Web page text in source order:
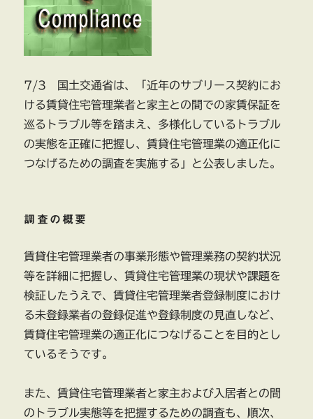
正
は
ー
ム
マ
シ
ョ
7/3 国土交通省は、「近年のサブリース契約にお
ける賃貸住宅管理業者と家主との間での家賃保証を
巡るトラブル等を踏まえ、多様化しているトラブル
の実態を正確に把握し、賃貸住宅管理業の適正化に
つなげるための調査を実施する」と公表しました。
調査の概要
賃貸住宅管理業者の事業形態や管理業務の契約状況
等を詳細に把握し、賃貸住宅管理業の現状や課題を
検証したうえで、賃貸住宅管理業者登録制度におけ
る未登録業者の登録促進や登録制度の見直しなど、
賃貸住宅管理業の適正化につなげることを目的とし
ているそうです。
また、賃貸住宅管理業者と家主および入居者との間
のトラブル実態等を把握するための調査も、順次、